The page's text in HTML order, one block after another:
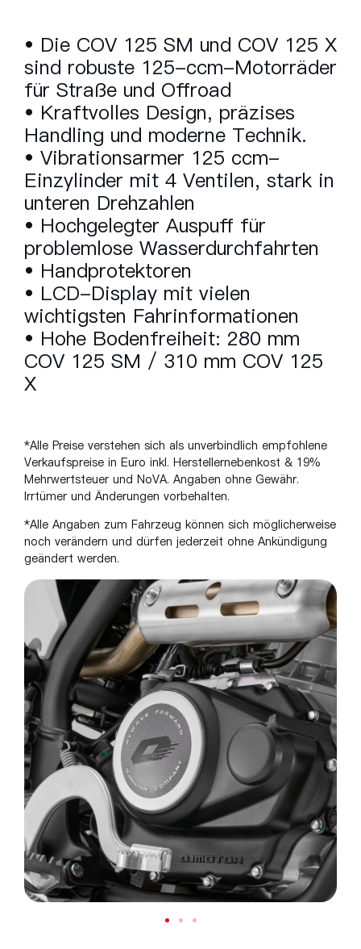
• Die COV 125 SM und COV 125 X
sind robuste 125-ccm-Motorräder
für Straße und Offroad
• Kraftvolles Design, präzises
Handling und moderne Technik.
• Vibrationsarmer 125 ccm-
Einzylinder mit 4 Ventilen, stark in
unteren Drehzahlen
• Hochgelegter Auspuff für
problemlose Wasserdurchfahrten
• Handprotektoren
• LCD-Display mit vielen
wichtigsten Fahrinformationen
• Hohe Bodenfreiheit: 280 mm
COV 125 SM / 310 mm COV 125
X
*Alle Preise verstehen sich als unverbindlich empfohlene
Verkaufspreise in Euro inkl. Herstellernebenkost & 19%
Mehrwertsteuer und NoVA. Angaben ohne Gewähr.
Irrtümer und Änderungen vorbehalten.
*Alle Angaben zum Fahrzeug können sich möglicherweise
noch verändern und dürfen jederzeit ohne Ankündigung
geändert werden.